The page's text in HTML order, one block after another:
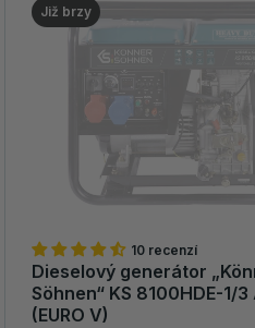
Již brzy
10 recenzí
Dieselový generátor
Söhnen“ KS 8100HDE-1/3
(EURO V)